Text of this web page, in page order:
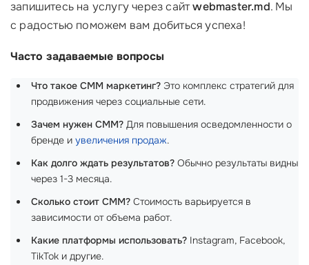
запишитесь на услугу через сайтwebmaster.md. Мы
с радостью поможем вам добиться успеха!
Часто задаваемые вопросы
Что такое СММ маркетинг? Это комплекс стратегий для
продвижения через социальные сети.
Зачем нужен СММ? Для повышения осведомленности о
бренде и увеличения продаж.
Как долго ждать результатов? Обычно результаты видны
через 1-3 месяца.
Сколько стоит СММ? Стоимость варьируется в
зависимости от объема работ.
Какие платформы использовать? Instagram, Facebook,
TikTok и другие.